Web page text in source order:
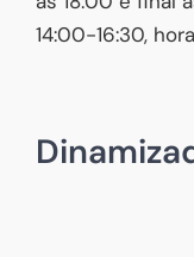
14:00-16:30,